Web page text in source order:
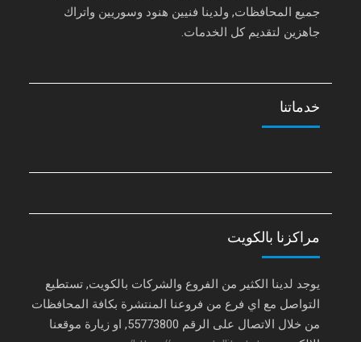
جميع المحافظات, ولدينا فنيين هنود وسوريين واتراك
جاهزين لتقديم كل الخدمات.
خدماتنا
مراكزنا بالكويت
يوجد لدينا الكثير من الفروع والشركات بالكويت, تستطيع
التواصل مع اي فرع من فروعنا المنتشرة بكافة المحافظات
من خلال الاتصال على الرقم 55773800, او زيارة موقعنا